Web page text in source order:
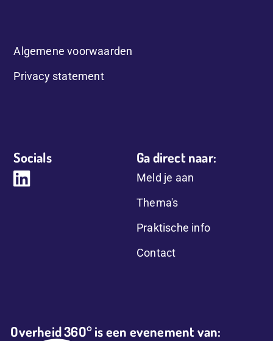
Overheid 36O° is een evenement van:
Ga direct naar:
Meld je aan
Thema's
Praktische info
Contact
Socials
Algemene voorwaarden
Privacy statement